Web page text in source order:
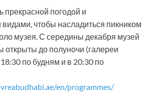
прекрасной погодой и
чтобы насладиться пикником
музея. С середины декабря музей
открыты до полуночи (галереи
по будням и в 20:30 по
en/programmes/